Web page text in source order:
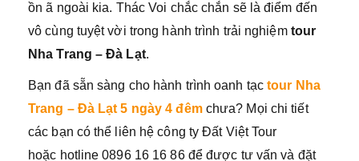
ồn ã ngoài kia. Thác Voi chắc chắn sẽ là điểm đến
vô cùng tuyệt vời trong hành trình trải nghiệm tour
Nha Trang – Đà Lạt.
Bạn đã sẵn sàng cho hành trình oanh tạc tour Nha
Trang – Đà Lạt 5 ngày 4 đêmchưa? Mọi chi tiết
các bạn có thể liên hệ công ty Đất Việt Tour
hoặc hotline 0896 16 16 86 để được tư vấn và đặt